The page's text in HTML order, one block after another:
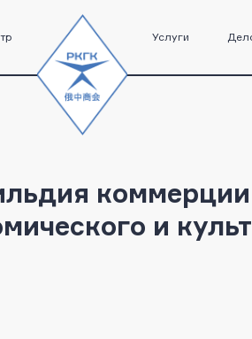
Услуги
и